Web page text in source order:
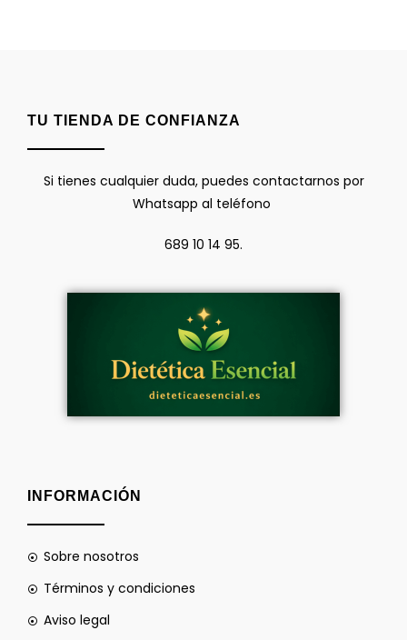
TU TIENDA DE CONFIANZA
Si tienes cualquier duda, puedes contactarnos por
Whatsapp al teléfono
689 10 14 95.
INFORMACIÓN
Sobre nosotros
Términos y condiciones
Aviso legal